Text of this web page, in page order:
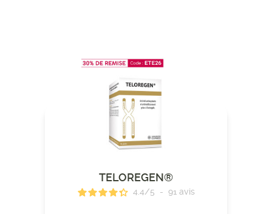
TELOREGEN®
4.4/5 - 91 avis